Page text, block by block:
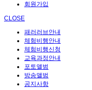
회원가입
CLOSE
패러러브안내
체험비행안내
체험비행신청
교육과정안내
포토앨범
방송앨범
공지사항